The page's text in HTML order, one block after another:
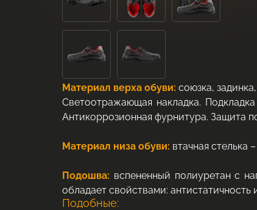
Материал верха обуви: союзка,
Светоотражающая накладка.
Антикоррозионная фурнитура. Защита
Материал низа обуви: втачная стелька
Подошва: вспененный полиуретан с
обладает свойствами:
Подобные: